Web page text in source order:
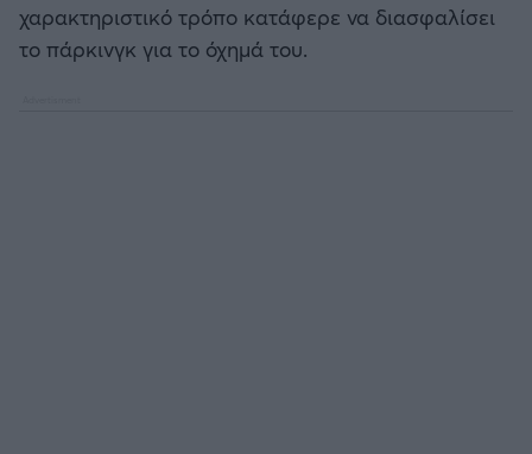
Μπαρτσελόνα
χαρακτηριστικό τρόπο κατάφερε να διασφαλίσει
το πάρκινγκ για το όχημά του.